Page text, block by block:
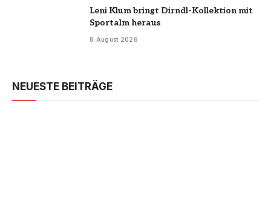
Leni Klum bringt Dirndl-Kollektion mit
Sportalm heraus
8 August 2026
NEUESTE BEITRÄGE